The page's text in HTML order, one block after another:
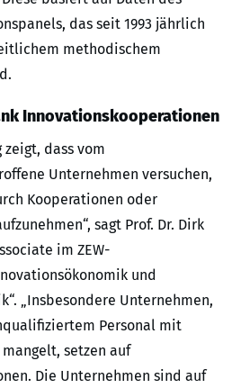
das seit 1993 jährlich
methodischem
Innovationskooperationen
zeigt, dass vom
Unternehmen versuchen,
Kooperationen oder
sagt Prof. Dr. Dirk
im ZEW-
und
„Insbesondere Unternehmen,
Personal mit
setzen auf
Die Unternehmen sind auf